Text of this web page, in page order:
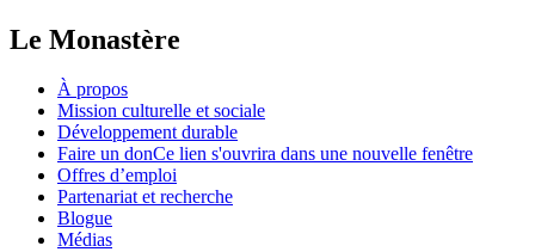
Le Monastère
À propos
Mission culturelle et sociale
Développement durable
Faire un donCe lien s'ouvrira dans une nouvelle fenêtre
Offres d’emploi
Partenariat et recherche
Blogue
Médias